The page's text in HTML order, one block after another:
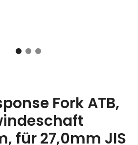
Fork ATB,
für 27,0mm JIS